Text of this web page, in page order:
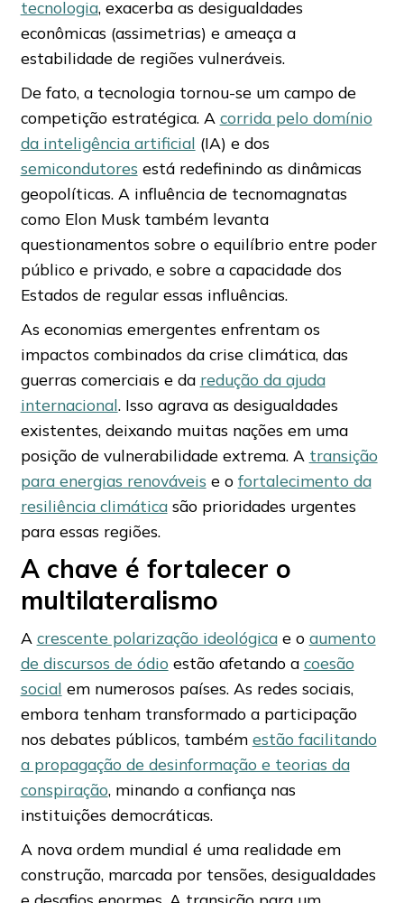
tecnologia, exacerba as desigualdades
econômicas (assimetrias) e ameaça a
estabilidade de regiões vulneráveis.
De fato, a tecnologia tornou-se um campo de
competição estratégica. A corrida pelo domínio
da inteligência artificial (IA) e dos
semicondutores está redefinindo as dinâmicas
geopolíticas. A influência de tecnomagnatas
como Elon Musk também levanta
questionamentos sobre o equilíbrio entre poder
público e privado, e sobre a capacidade dos
Estados de regular essas influências.
As economias emergentes enfrentam os
impactos combinados da crise climática, das
guerras comerciais e da redução da ajuda
internacional. Isso agrava as desigualdades
existentes, deixando muitas nações em uma
posição de vulnerabilidade extrema. A transição
para energias renováveis e o fortalecimento da
resiliência climáticasão prioridades urgentes
para essas regiões.
A chave é fortalecer o
multilateralismo
A crescente polarização ideológicae o aumento
de discursos de ódio estão afetando a coesão
social em numerosos países. As redes sociais,
embora tenham transformado a participação
nos debates públicos, também estão facilitando
a propagação de desinformação e teorias da
conspiração, minando a confiança nas
instituições democráticas.
A nova ordem mundial é uma realidade em
construção, marcada por tensões, desigualdades